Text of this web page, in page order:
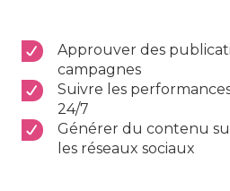
Approuver des
campagnes
Suivre les
24/7
Générer du contenu
les réseaux sociaux